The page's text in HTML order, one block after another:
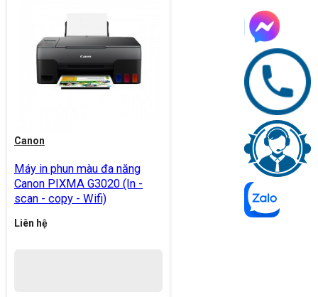
Canon
Máy in phun màu đa năng
Canon PIXMA G3020 (In -
scan - copy - Wifi)
Liên hệ